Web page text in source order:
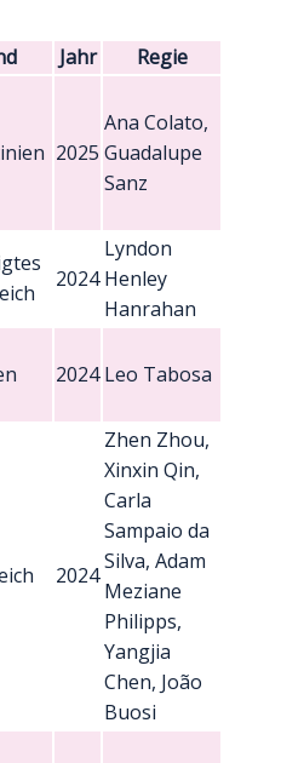
Jahr
Regie
2025
Ana Colato,
Guadalupe
Sanz
2024
Lyndon
Henley
Hanrahan
2024 Leo Tabosa
2024
Zhen Zhou,
Xinxin Qin,
Carla
Sampaio da
Silva, Adam
Meziane
Philipps,
Yangjia
Chen, João
Buosi